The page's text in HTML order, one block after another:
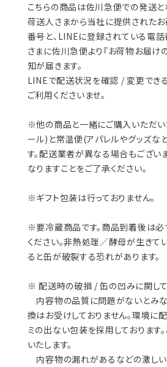
こちらの商品は佐川急便での発送と
荷送人さまから当社に提供された
番号と、LINEに登録されている電
さまに佐川急便より『お荷物お届け
知が届きます。
LINEで配送状況を確認 / 変更でき
ご利用くださいませ。
※他の商品と一緒にご購入いただい
ール)と常温便(アパレルやグッズな
す。配送業者が異なる場合もござい
なりますことをご了承ください。
※ギフト包装は行っておりません。
※要冷蔵商品です。商品到着後は必
ください。非熱処理／酵母が生きて
ると缶が破裂する恐れがあります。
※ 配送時の破損 / 缶の凹みに関して
内容物の品質に問題がないとみ
換はお受けしておりません。環境に
ミの出ない包装を採用しております
いたします。
内容物の漏れがあるなどの激し